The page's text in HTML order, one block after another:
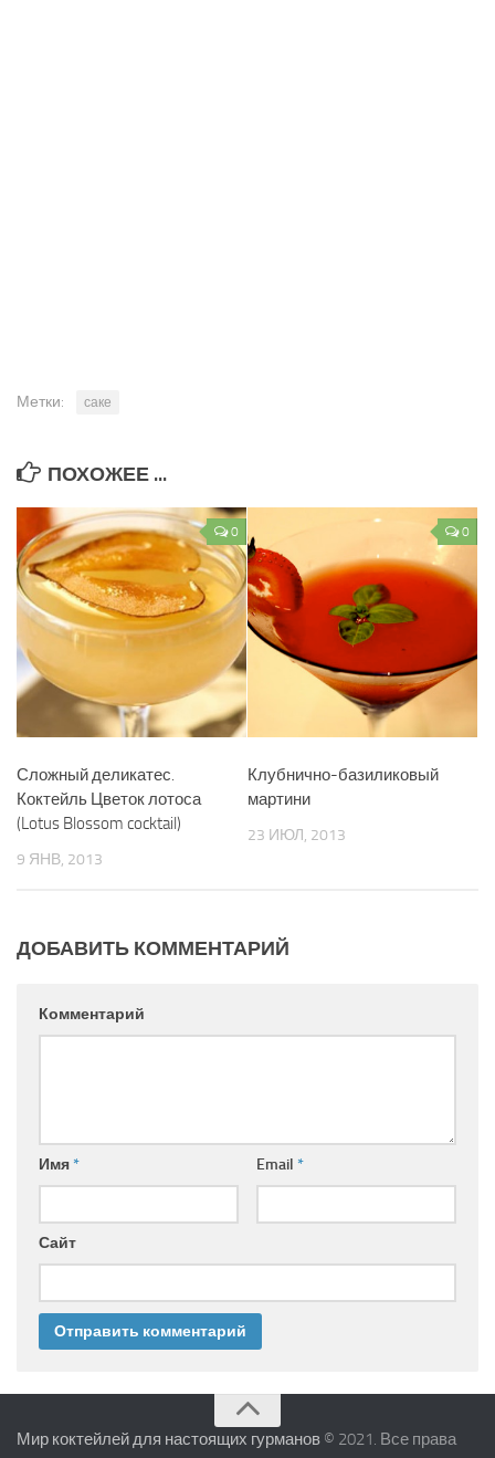
Метки: саке
ПОХОЖЕЕ ...
0
Сложный деликатес.
Коктейль Цветок лотоса
(Lotus Blossom cocktail)
9 ЯНВ, 2013
0
Клубнично-базиликовый
мартини
23 ИЮЛ, 2013
ДОБАВИТЬ КОММЕНТАРИЙ
Комментарий
Имя* Email *
Сайт
Мир коктейлей для настоящих гурманов © 2021. Все права